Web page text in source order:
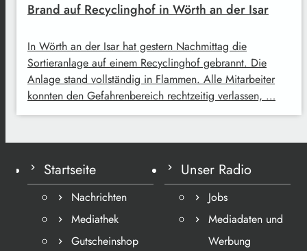
Brand auf Recyclinghof in Wörth an der Isar
In Wörth an der Isar hat gestern Nachmittag die
Sortieranlage auf einem Recyclinghof gebrannt. Die
Anlage stand vollständig in Flammen. Alle Mitarbeiter
konnten den Gefahrenbereich rechtzeitig verlassen, …
Startseite
Nachrichten
Mediathek
Gutscheinshop
Unser Radio
Jobs
Mediadaten und
Werbung